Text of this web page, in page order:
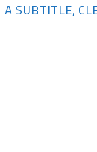
A SUBTITLE,